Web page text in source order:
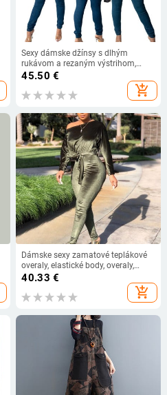
Sexy dámske džínsy s dlhým
rukávom a rezaným výstrihom,
ležérny overal s šnurovaním,
45.50 €
add_shopping_cart
Dámske sexy zamatové teplákové
overaly, elastické body, overaly,
kancelárske dámske overaly s
40.33 €
add_shopping_cart